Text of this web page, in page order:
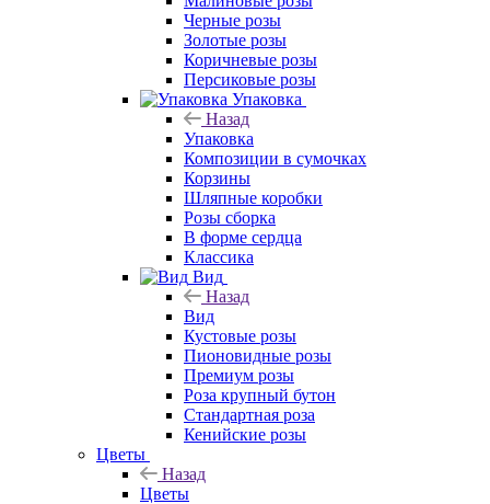
Черные розы
Золотые розы
Коричневые розы
Персиковые розы
Упаковка
Назад
Упаковка
Композиции в сумочках
Корзины
Шляпные коробки
Розы сборка
В форме сердца
Классика
Вид
Назад
Вид
Кустовые розы
Пионовидные розы
Премиум розы
Роза крупный бутон
Стандартная роза
Кенийские розы
Цветы
Назад
Цветы